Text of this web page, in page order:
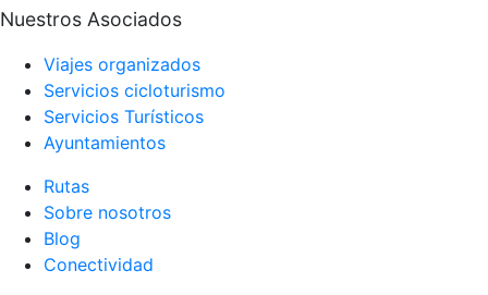
Nuestros Asociados
Viajes organizados
Servicios cicloturismo
Servicios Turísticos
Ayuntamientos
Rutas
Sobre nosotros
Blog
Conectividad